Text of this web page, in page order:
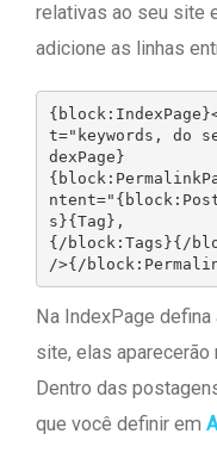
relativas ao seu site
adicione as linhas
t="keywords, do
dexPage}
s}{Tag},
{/block:Tags}{/
/>{/
Na IndexPage
site, elas aparecerão
Dentro das
que você definir em